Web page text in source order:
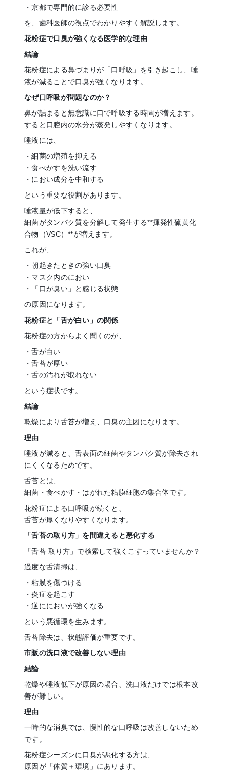
・京都で専門的に診る必要性
を、歯科医師の視点でわかりやすく解説します。
花粉症で口臭が強くなる医学的な理由
結論
花粉症による鼻づまりが「口呼吸」を引き起こし、唾
液が減ることで口臭が強くなります。
なぜ口呼吸が問題なのか？
鼻が詰まると無意識に口で呼吸する時間が増えます。
すると口腔内の水分が蒸発しやすくなります。
唾液には、
・細菌の増殖を抑える
・食べかすを洗い流す
・におい成分を中和する
という重要な役割があります。
唾液量が低下すると、
細菌がタンパク質を分解して発生する**揮発性硫黄化
合物（VSC）**が増えます。
これが、
・朝起きたときの強い口臭
・マスク内のにおい
・「口が臭い」と感じる状態
の原因になります。
花粉症と「舌が白い」の関係
花粉症の方からよく聞くのが、
・舌が白い
・舌苔が厚い
・舌の汚れが取れない
という症状です。
結論
乾燥により舌苔が増え、口臭の主因になります。
理由
唾液が減ると、舌表面の細菌やタンパク質が除去され
にくくなるためです。
舌苔とは、
細菌・食べかす・はがれた粘膜細胞の集合体です。
花粉症による口呼吸が続くと、
舌苔が厚くなりやすくなります。
「舌苔の取り方」を間違えると悪化する
「舌苔 取り方」で検索して強くこすっていませんか？
過度な舌清掃は、
・粘膜を傷つける
・炎症を起こす
・逆ににおいが強くなる
という悪循環を生みます。
舌苔除去は、状態評価が重要です。
市販の洗口液で改善しない理由
結論
乾燥や唾液低下が原因の場合、洗口液だけでは根本改
善が難しい。
理由
一時的な消臭では、慢性的な口呼吸は改善しないため
です。
花粉症シーズンに口臭が悪化する方は、
原因が「体質＋環境」にあります。